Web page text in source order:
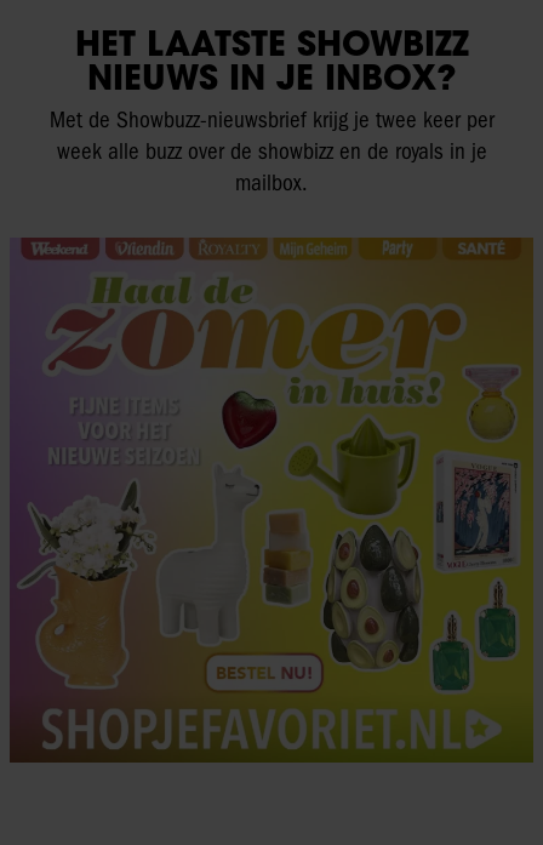
HET LAATSTE SHOWBIZZ
NIEUWS IN JE INBOX?
Met de Showbuzz-nieuwsbrief krijg je twee keer per
week alle buzz over de showbizz en de royals in je
mailbox.